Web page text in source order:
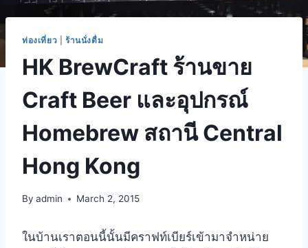
ท่องเที่ยว ร้านนั่งดื่ม
HK BrewCraft ร้านขาย
Craft Beer และอุปกรณ์
Homebrew สถานี Central
Hong Kong
By admin March 2, 2015
ในบ้านเราตอนนี้นั้นมีคราฟท์เบียร์เข้ามาจำหน่าย